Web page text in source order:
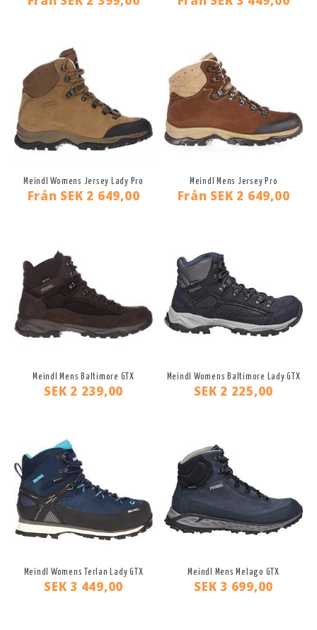
Meindl Womens Jersey Lady Pro
Från SEK 2 649,00
Meindl Mens Jersey Pro
Från SEK 2 649,00
Meindl Mens Baltimore GTX
SEK 2 239,00
Meindl Womens Baltimore Lady GTX
SEK 2 225,00
Meindl Womens Terlan Lady GTX
SEK 3 449,00
Meindl Mens Melago GTX
SEK 3 699,00